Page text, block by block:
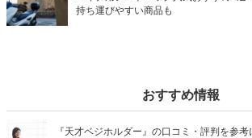
持ち運びやすい商品も
おすすめ情報
『天才ベジホルダー』の口コミ・評判を参